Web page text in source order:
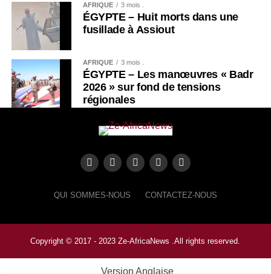
AFRIQUE 3 mois .
ÉGYPTE – Huit morts dans une
fusillade à Assiout
AFRIQUE 3 mois .
ÉGYPTE – Les manœuvres « Badr
2026 » sur fond de tensions
régionales
QUI SOMMES-NOUS CONTACTEZ-NOUS
Copyright © 2017 - 2023 Ze-AfricaNews .All rights reserved.
Version Anglaise